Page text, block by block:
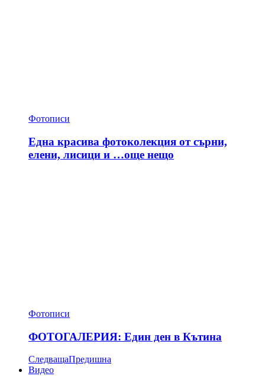
Фотописи
Една красива фотоколекция от сърни,
елени, лисици и …още нещо
Фотописи
ФОТОГАЛЕРИЯ: Един ден в Кътина
СледващаПредишна
Видео